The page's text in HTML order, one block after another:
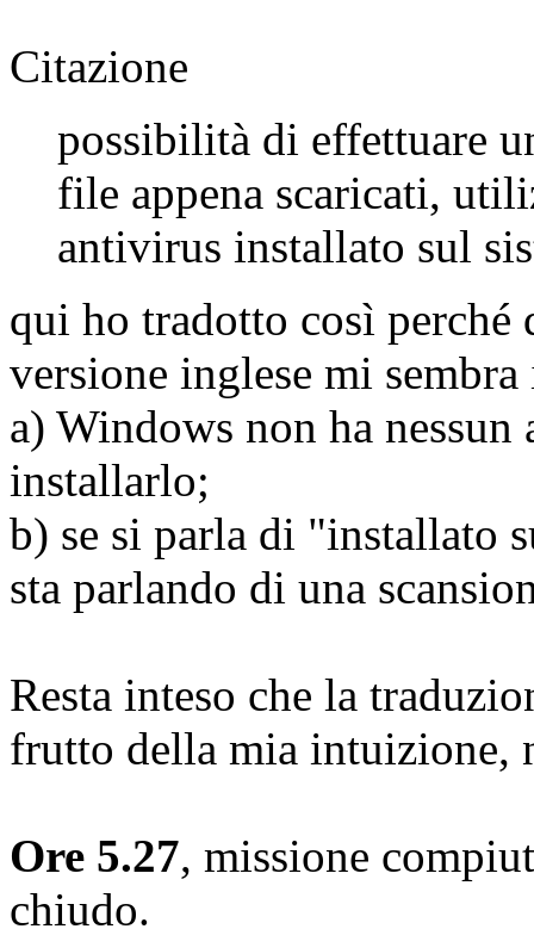
Citazione
possibilità di effettuare
file appena scaricati,
antivirus installato sul
qui ho tradotto così perché
versione inglese mi
a) Windows non ha
installarlo;
b) se si parla di "installato
sta parlando di una
Resta inteso che la
frutto della mia intuizione,
Ore 5.27, missione
chiudo.